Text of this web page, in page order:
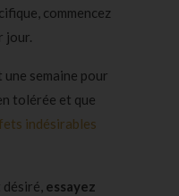
commencez
jour.
semaine pour
tolérée et que
indésirables
désiré, essayez